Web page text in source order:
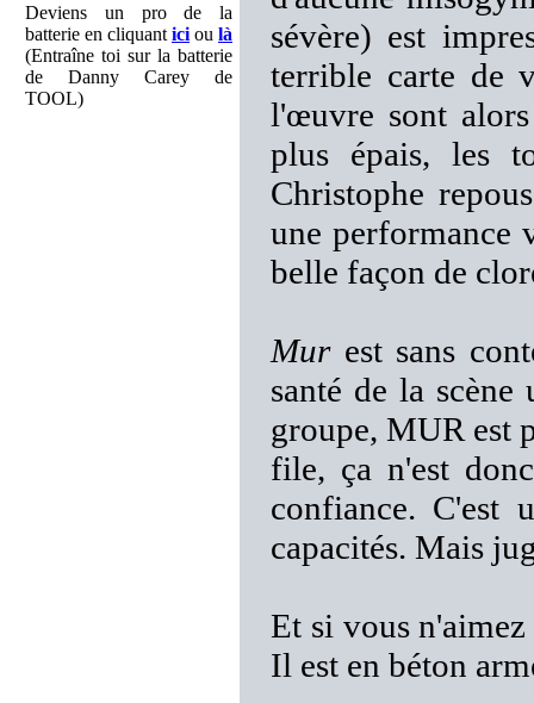
Deviens un pro de la
batterie en cliquant ici ou là
(Entraîne toi sur la batterie
de Danny Carey de
TOOL)
sévère) est
terrible carte de
l'œuvre sont
plus épais, les
Christophe
une performance
belle façon de
Murest sans
santé de la
groupe, MUR est
file, ça n'est
confiance. C'est
capacités. Mais
Et si vous
Il est en béton